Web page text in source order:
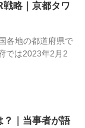
略｜京都タワ
各地の都道府県で
では2023年2月2
？｜当事者が語